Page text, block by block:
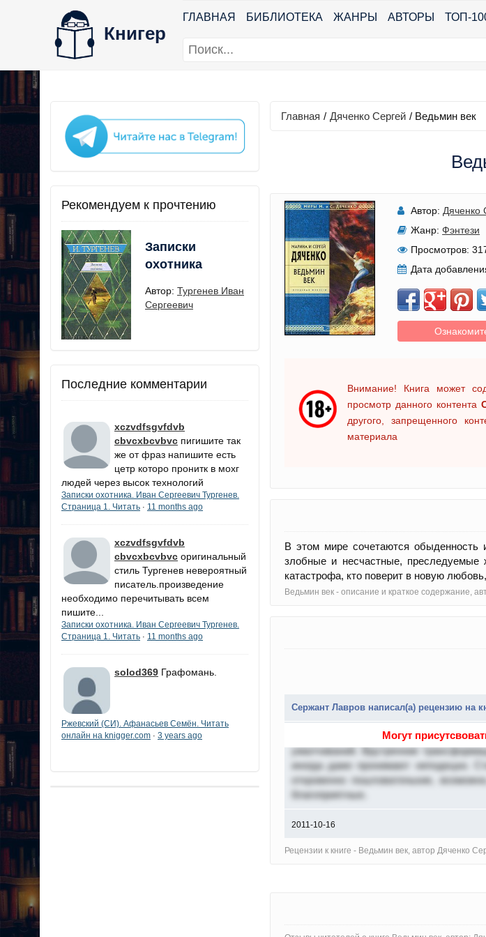
Книгер
ГЛАВНАЯ БИБЛИОТЕКА ЖАНРЫ АВТОРЫ ТОП-
Рекомендуем к прочтению
Записки
охотника
Автор: Тургенев Иван
Сергеевич
Последние комментарии
xczvdfsgvfdvb
cbvcxbcvbvc пигишите так
же от фраз напишите есть
цетр которо пронитк в мохг
людей через высок технологий
Записки охотника. Иван Сергеевич Тургенев.
Страница 1. Читать · 11 months ago
xczvdfsgvfdvb
cbvcxbcvbvc оригинальный
стиль Тургенев невероятный
писатель.произведение
необходимо перечитывать всем
пишите...
Записки охотника. Иван Сергеевич Тургенев.
Страница 1. Читать · 11 months ago
solod369 Графомань.
Ржевский (СИ). Афанасьев Семён. Читать
онлайн на knigger.com · 3 years ago
Главная / Дяченко Сергей / Ведьмин век
Автор: Дяченко
Жанр: Фэнтези
Просмотров:
Дата
Внимание! Книга может
просмотр данного контента
другого, запрещенного
материала
В этом мире сочетаются
злобные и несчастные, преследуемые
катастрофа, кто поверит в новую
Ведьмин век - oписание и краткое содержание,
Сержант Лавров написал(а) рецензию на
"крепко но пошловато" - Довольно
умалчиваний. Врутренние
иногда даже пронимают неподецки.
откровенно пошловатенькие,
благоприятные.
Могут
2011-10-16
Рецензии к книге - Ведьмин век, автор Дяченко